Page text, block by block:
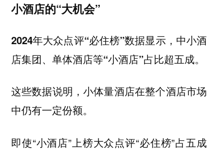
小酒店的“大机会”
2024年大众点评“必住榜”数据显示，中小酒
店集团、单体酒店等“小酒店”占比超五成。
这些数据说明，小体量酒店在整个酒店市场
中仍有一定份额。
即使“小酒店”上榜大众点评“必住榜”占五成